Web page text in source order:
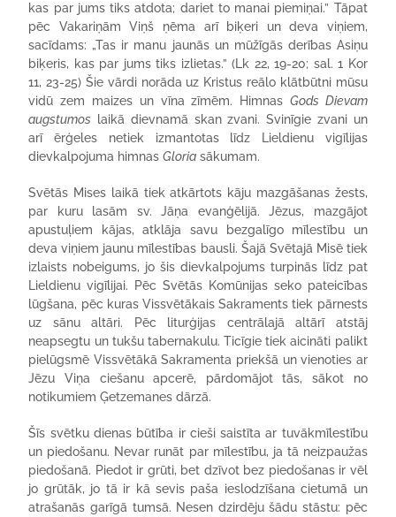
kas par jums tiks atdota; dariet to manai piemiņai.” Tāpat
pēc Vakariņām Viņš ņēma arī biķeri un deva viņiem,
sacīdams: „Tas ir manu jaunās un mūžīgās derības Asiņu
biķeris, kas par jums tiks izlietas.” (Lk 22, 19-20; sal. 1 Kor
11, 23-25) Šie vārdi norāda uz Kristus reālo klātbūtni mūsu
vidū zem maizes un vīna zīmēm. Himnas Gods Dievam
augstumos laikā dievnamā skan zvani. Svinīgie zvani un
arī ērģeles netiek izmantotas līdz Lieldienu vigīlijas
dievkalpojuma himnasGloria sākumam.
Svētās Mises laikā tiek atkārtots kāju mazgāšanas žests,
par kuru lasām sv. Jāņa evanģēlijā. Jēzus, mazgājot
apustuļiem kājas, atklāja savu bezgalīgo mīlestību un
deva viņiem jaunu mīlestības bausli. Šajā Svētajā Misē tiek
izlaists nobeigums, jo šis dievkalpojums turpinās līdz pat
Lieldienu vigīlijai. Pēc Svētās Komūnijas seko pateicības
lūgšana, pēc kuras Vissvētākais Sakraments tiek pārnests
uz sānu altāri. Pēc liturģijas centrālajā altārī atstāj
neapsegtu un tukšu tabernakulu. Ticīgie tiek aicināti palikt
pielūgsmē Vissvētākā Sakramenta priekšā un vienoties ar
Jēzu Viņa ciešanu apcerē, pārdomājot tās, sākot no
notikumiem Ģetzemanes dārzā.
Šīs svētku dienas būtība ir cieši saistīta ar tuvākmīlestību
un piedošanu. Nevar runāt par mīlestību, ja tā neizpaužas
piedošanā. Piedot ir grūti, bet dzīvot bez piedošanas ir vēl
jo grūtāk, jo tā ir kā sevis paša ieslodzīšana cietumā un
atrašanās garīgā tumsā. Nesen dzirdēju šādu stāstu: pēc